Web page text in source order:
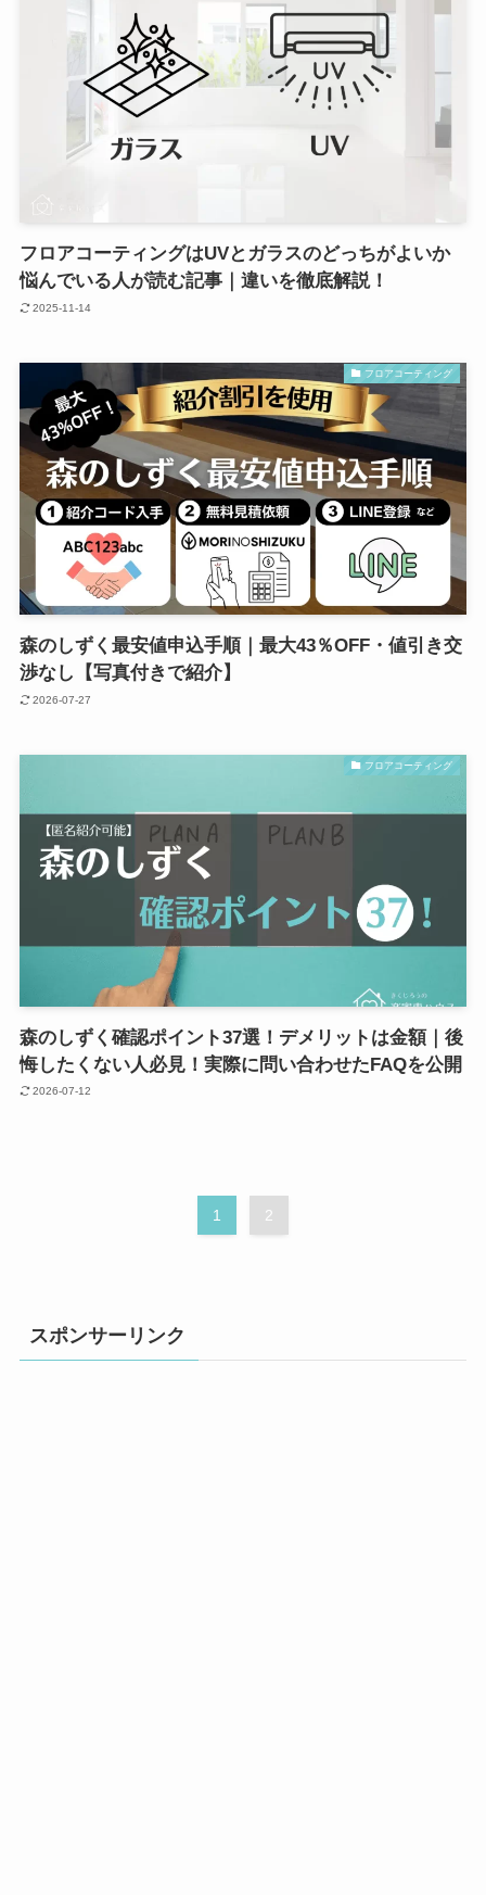
フロアコーティングはUVとガラスのどっちがよいか
悩んでいる人が読む記事｜違いを徹底解説！
2025-11-14
フロアコーティング
森のしずく最安値申込手順｜最大43％OFF・値引き交
渉なし【写真付きで紹介】
2026-07-27
フロアコーティング
森のしずく確認ポイント37選！デメリットは金額｜後
悔したくない人必見！実際に問い合わせたFAQを公開
2026-07-12
1 2
スポンサーリンク